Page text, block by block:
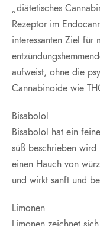
„diätetisches
Rezeptor im
interessanten Ziel für
aufweist, ohne die
Cannabinoide wie
Bisabolol
Bisabolol hat ein
süß beschrieben
einen Hauch von
und wirkt sanft und
Limonen